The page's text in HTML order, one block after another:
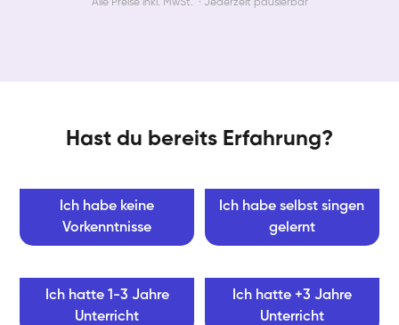
Alle Preise inkl. MwSt. · Jederzeit pausierbar
Hast du bereits Erfahrung?
Ich habe keine
Vorkenntnisse
Ich habe selbst singen
gelernt
Ich hatte 1-3 Jahre
Unterricht
Ich hatte +3 Jahre
Unterricht